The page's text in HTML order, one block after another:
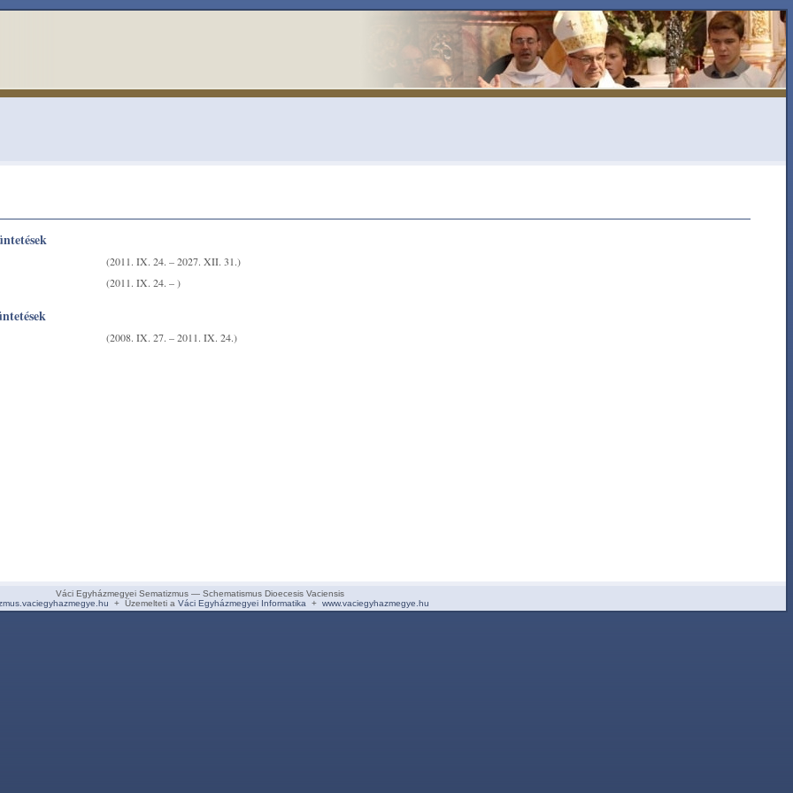
(2011. IX. 24. – 2027. XII. 31.)
(2011. IX. 24. – )
(2008. IX. 27. – 2011. IX. 24.)
Váci Egyházmegyei Sematizmus — Schematismus Dioecesis Vaciensis
+ Üzemelteti a Váci Egyházmegyei Informatika + www.vaciegyhazmegye.hu